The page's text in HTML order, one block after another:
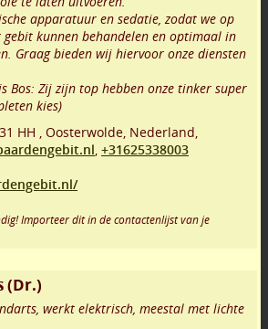
apparatuur en sedatie, zodat we op
kunnen behandelen en optimaal in
Graag bieden wij hiervoor onze diensten
Bos: Zij zijn top hebben onze tinker super
kies)
HH Oosterwolde Nederland,
+31625338003
Importeer dit in de contactenlijst van je
(Dr.)
werkt elektrisch, meestal met lichte